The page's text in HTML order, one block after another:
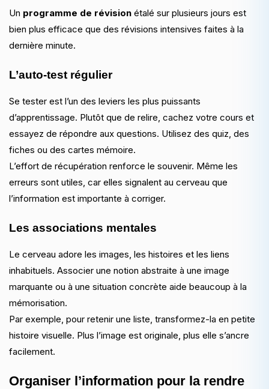
Un programme de révision étalé sur plusieurs jours est
bien plus efficace que des révisions intensives faites à la
dernière minute.
L’auto-test régulier
Se tester est l’un des leviers les plus puissants
d’apprentissage. Plutôt que de relire, cachez votre cours et
essayez de répondre aux questions. Utilisez des quiz, des
fiches ou des cartes mémoire.
L’effort de récupération renforce le souvenir. Même les
erreurs sont utiles, car elles signalent au cerveau que
l’information est importante à corriger.
Les associations mentales
Le cerveau adore les images, les histoires et les liens
inhabituels. Associer une notion abstraite à une image
marquante ou à une situation concrète aide beaucoup à la
mémorisation.
Par exemple, pour retenir une liste, transformez-la en petite
histoire visuelle. Plus l’image est originale, plus elle s’ancre
facilement.
Organiser l’information pour la rendre